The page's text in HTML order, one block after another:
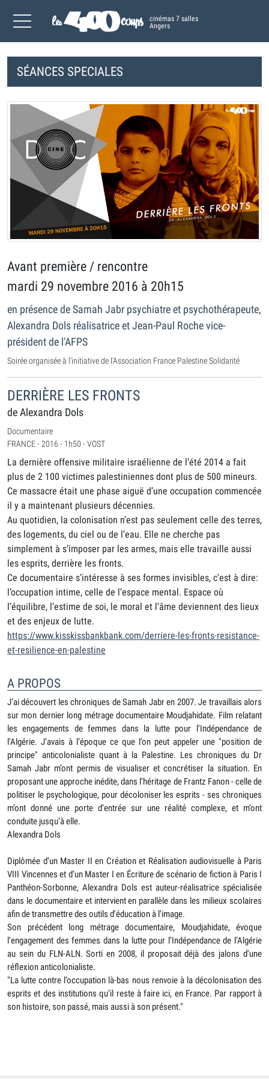
cinémas 7 salles
Angers
SÉANCES SPECIALES
Avant première / rencontre
mardi 29 novembre 2016 à 20h15
en présence de Samah Jabr psychiatre et psychothérapeute,
Alexandra Dols réalisatrice et Jean-Paul Roche vice-
président de l'AFPS
Soirée organisée à l'initiative de l'Association France Palestine Solidarité
DERRIÈRE LES FRONTS
de Alexandra Dols
Documentaire
FRANCE - 2016 - 1h50 - VOST
La dernière offensive militaire israélienne de l’été 2014 a fait
plus de 2 100 victimes palestiniennes dont plus de 500 mineurs.
Ce massacre était une phase aiguë d’une occupation commencée
il y a maintenant plusieurs décennies.
Au quotidien, la colonisation n’est pas seulement celle des terres,
des logements, du ciel ou de l’eau. Elle ne cherche pas
simplement à s’imposer par les armes, mais elle travaille aussi
les esprits, derrière les fronts.
Ce documentaire s’intéresse à ses formes invisibles, c'est à dire:
l’occupation intime, celle de l’espace mental. Espace où
l’équilibre, l’estime de soi, le moral et l’âme deviennent des lieux
et des enjeux de lutte.
https://www.kisskissbankbank.com/derriere-les-fronts-resistance-
et-resilience-en-palestine
A PROPOS
J’ai découvert les chroniques de Samah Jabr en 2007. Je travaillais alors
sur mon dernier long métrage documentaire Moudjahidate. Film relatant
les engagements de femmes dans la lutte pour l'Indépendance de
l'Algérie. J’avais à l’époque ce que l’on peut appeler une "position de
principe" anticolonialiste quant à la Palestine. Les chroniques du Dr
Samah Jabr m’ont permis de visualiser et concrétiser la situation. En
proposant une approche inédite, dans l’héritage de Frantz Fanon - celle de
politiser le psychologique, pour décoloniser les esprits - ses chroniques
m’ont donné une porte d’entrée sur une réalité complexe, et m’ont
conduite jusqu’à elle.
Alexandra Dols
Diplômée d’un Master II en Création et Réalisation audiovisuelle à Paris
VIII Vincennes et d’un Master I en Écriture de scénario de fiction à Paris I
Panthéon-Sorbonne, Alexandra Dols est auteur-réalisatrice spécialisée
dans le documentaire et intervient en parallèle dans les milieux scolaires
afin de transmettre des outils d'éducation à l'image.
Son précédent long métrage documentaire, Moudjahidate, évoque
l'engagement des femmes dans la lutte pour l’Indépendance de l’Algérie
au sein du FLN-ALN. Sorti en 2008, il proposait déjà des jalons d'une
réflexion anticolonialiste.
"La lutte contre l’occupation là-bas nous renvoie à la décolonisation des
esprits et des institutions qu’il reste à faire ici, en France. Par rapport à
son histoire, son passé, mais aussi à son présent."